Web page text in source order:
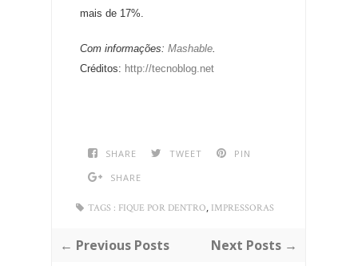
mais de 17%.
Com informações: Mashable.
Créditos: http://tecnoblog.net
SHARE TWEET
PIN
SHARE
TAGS : FIQUE POR DENTRO, IMPRESSORAS
← Previous Posts Next Posts →